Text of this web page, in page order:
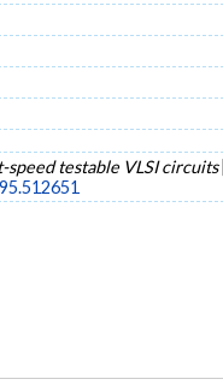
speed testable VLSI circuits